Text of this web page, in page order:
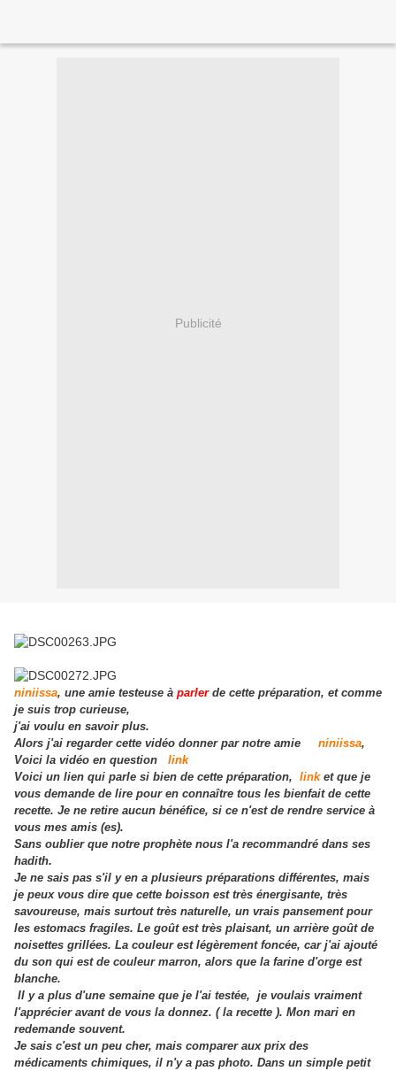
Publicité
niniissa, une amie testeuse à parlerde cette préparation, et comme
je suis trop curieuse,
j'ai voulu en savoir plus.
Alors j'ai regarder cette vidéo donner par notre amie
niniissa,
Voici la vidéo en question link
Voici un lien qui parle si bien de cette préparation, linket que je
vous demande de lire pour en connaître tous les bienfait de cette
recette. Je ne retire aucun bénéfice, si ce n'est de rendre service à
vous mes amis (es).
Sans oublier que notre prophète nous l'a recommandré dans ses
hadith.
Je ne sais pas s'il y en a plusieurs préparations différentes, mais
je peux vous dire que cette boisson est très énergisante, très
savoureuse, mais surtout très naturelle, un vrais pansement pour
les estomacs fragiles. Le goût est très plaisant, un arrière goût de
noisettes grillées. La couleur est légèrement foncée, car j'ai ajouté
du son qui est de couleur marron, alors que la farine d'orge est
blanche.
Il y a plus d'une semaine que je l'ai testée, je voulais vraiment
l'apprécier avant de vous la donnez. ( la recette ). Mon mari en
redemande souvent.
Je sais c'est un peu cher, mais comparer aux prix des
médicaments chimiques, il n'y a pas photo. Dans un simple petit